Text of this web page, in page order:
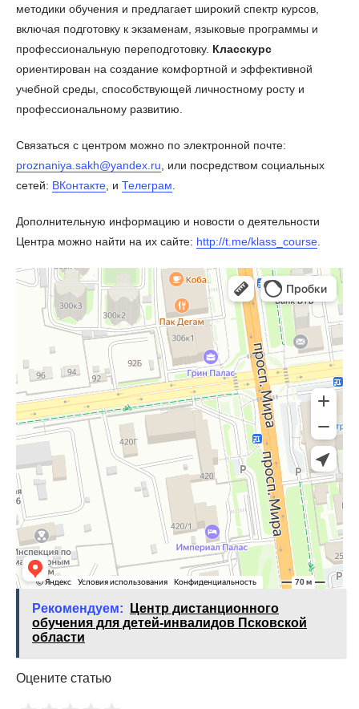
методики обучения и предлагает широкий спектр курсов,
включая подготовку к экзаменам, языковые программы и
профессиональную переподготовку. Класскурс
ориентирован на создание комфортной и эффективной
учебной среды, способствующей личностному росту и
профессиональному развитию.
Связаться с центром можно по электронной почте:
proznaniya.sakh@yandex.ru , или посредством социальных
сетей: ВКонтакте , и Телеграм
Дополнительную информацию и новости о деятельности
Центра можно найти на их сайте: http://t.me/klass_course
Рекомендуем:
Центр дистанционного
обучения для детей-инвалидов Псковской
области
Оцените статью